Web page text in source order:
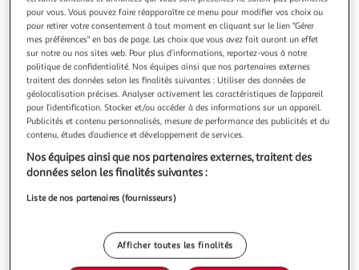
3.7 (3)
COSMIA
Cire orientale au miel pour peaux sensibles
Offrez vous la qualité et l'efficacité d'une épilation en
institut sans bouger de chez vous ! Inspirée des rituels
ancestraux des femmes méditerranéennes, cette cire
chaude au miel conviendra particulièrement aux peaux
sensibles. Facile d'utilisation, elle élimine les poils tout en
En savoir +
250ml
Vous voulez connaître le prix de ce produit ?
pour vous. Vous pouvez faire réapparaître ce menu pour modifier vos choix ou
pour retirer votre consentement à tout moment en cliquant sur le lien "Gérer
mes préférences" en bas de page. Les choix que vous avez fait auront un effet
sur notre ou nos sites web. Pour plus d’informations, reportez-vous à notre
politique de confidentialité. Nos équipes ainsi que nos partenaires externes
traitent des données selon les finalités suivantes : Utiliser des données de
géolocalisation précises. Analyser activement les caractéristiques de l’appareil
pour l’identification. Stocker et/ou accéder à des informations sur un appareil.
Publicités et contenu personnalisés, mesure de performance des publicités et du
contenu, études d’audience et développement de services.
Nos équipes ainsi que nos partenaires externes, traitent des
données selon les finalités suivantes :
Liste de nos partenaires (fournisseurs)
Afficher toutes les finalités